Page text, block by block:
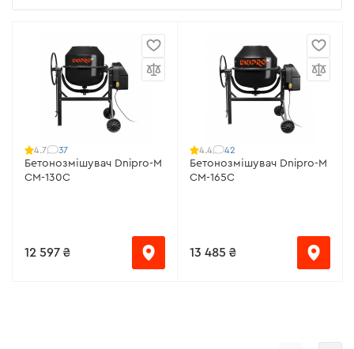
4.7 37
Бетонозмішувач Dnipro-M
CM-130С
12 597 ₴
4.4 42
Бетонозмішувач Dnipro-M
СМ-165С
13 485 ₴